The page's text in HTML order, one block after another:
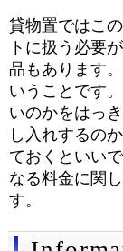
貸物置ではこ
トに扱う必要
品もあります
いうことです
いのかをはっ
し入れするの
ておくといい
なる料金に関
す。